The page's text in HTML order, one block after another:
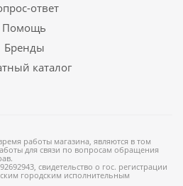
ответ
Помощь
Бренды
каталог
работы магазина, являются в том
для связи по вопросам обращения
свидетельство о гос. регистрации
городским исполнительным